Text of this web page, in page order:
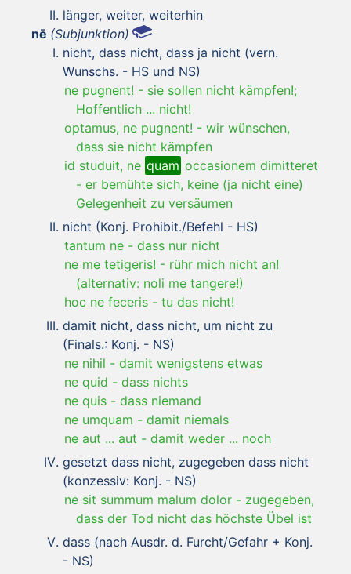
länger, weiter, weiterhin
nē (Subjunktion)
nicht, dass nicht, dass ja nicht (vern.
Wunschs. - HS und NS)
ne pugnent! - sie sollen nicht kämpfen!;
Hoffentlich ... nicht!
optamus, ne pugnent! - wir wünschen,
dass sie nicht kämpfen
id studuit, ne quam occasionem dimitteret
- er bemühte sich, keine (ja nicht eine)
Gelegenheit zu versäumen
nicht (Konj. Prohibit./Befehl - HS)
tantum ne - dass nur nicht
ne me tetigeris! - rühr mich nicht an!
(alternativ: noli me tangere!)
hoc ne feceris - tu das nicht!
damit nicht, dass nicht, um nicht zu
(Finals.: Konj. - NS)
ne nihil - damit wenigstens etwas
ne quid - dass nichts
ne quis - dass niemand
ne umquam - damit niemals
ne aut ... aut - damit weder ... noch
gesetzt dass nicht, zugegeben dass nicht
(konzessiv: Konj. - NS)
ne sit summum malum dolor - zugegeben,
dass der Tod nicht das höchste Übel ist
dass (nach Ausdr. d. Furcht/Gefahr + Konj.
- NS)